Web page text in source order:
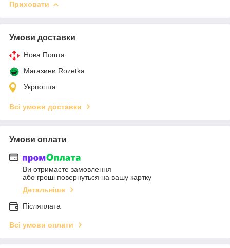
Приховати
Умови доставки
Нова Пошта
Магазини Rozetka
Укрпошта
Всі умови доставки
Умови оплати
Ви отримаєте замовлення
або гроші повернуться на вашу картку
Детальніше
Післяплата
Всі умови оплати